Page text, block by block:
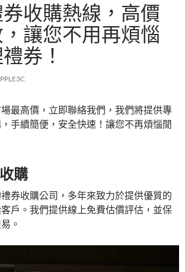
收購熱線，高價
讓您不用再煩惱
券！
最高價，立即聯絡我們，我們將提供專
手續簡便，安全快速！讓您不再煩惱閒
購
券收購公司，多年來致力於提供優質的
戶。我們提供線上免費估價評估，並保
。